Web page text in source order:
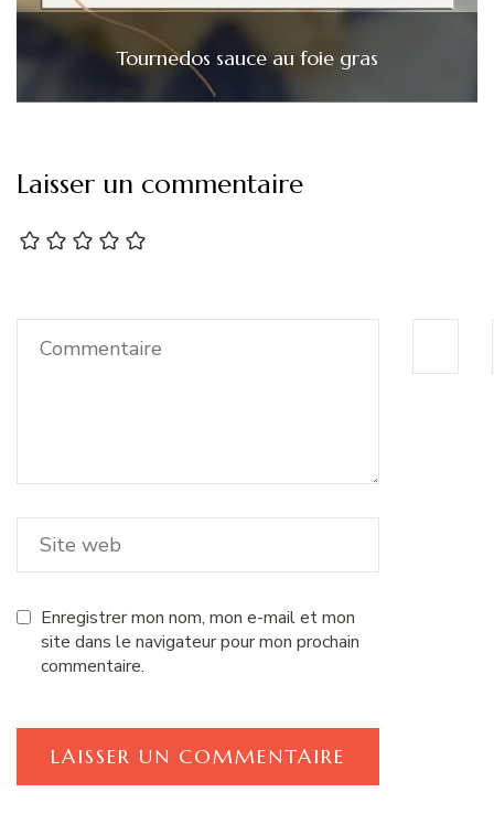
Tournedos sauce au foie gras
Laisser un commentaire
Enregistrer mon nom, mon e-mail et mon
site dans le navigateur pour mon prochain
commentaire.